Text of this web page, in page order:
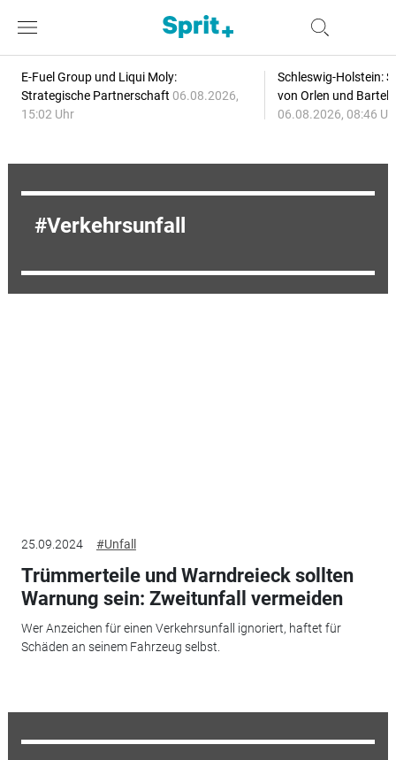
E-Fuel Group und Liqui Moly:
Strategische Partnerschaft 06.08.2026,
15:02 Uhr
Schleswig-Holstein:
von Orlen und
06.08.2026, 08:46
Verkehrsunfall
25.09.2024 #Unfall
Trümmerteile und Warndreieck sollten
Warnung sein: Zweitunfall vermeiden
Wer Anzeichen für einen Verkehrsunfall ignoriert, haftet für
Schäden an seinem Fahrzeug selbst.